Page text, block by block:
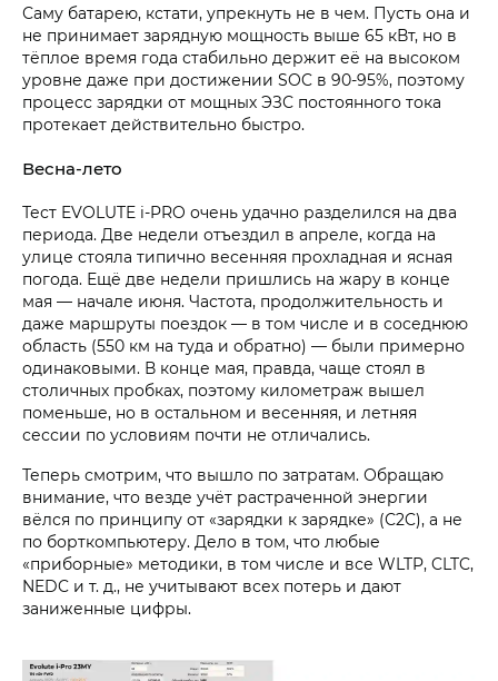
Саму батарею, кстати, упрекнуть не в чем. Пусть она и
не принимает зарядную мощность выше 65 кВт, но в
тёплое время года стабильно держит её на высоком
уровне даже при достижении SOC в 90-95%, поэтому
процесс зарядки от мощных ЭЗС постоянного тока
протекает действительно быстро.
Весна-лето
Тест EVOLUTE i‑PRO очень удачно разделился на два
периода. Две недели отъездил в апреле, когда на
улице стояла типично весенняя прохладная и ясная
погода. Ещё две недели пришлись на жару в конце
мая — начале июня. Частота, продолжительность и
даже маршруты поездок — в том числе и в соседнюю
область (550 км на туда и обратно) — были примерно
одинаковыми. В конце мая, правда, чаще стоял в
столичных пробках, поэтому километраж вышел
поменьше, но в остальном и весенняя, и летняя
сессии по условиям почти не отличались.
Теперь смотрим, что вышло по затратам. Обращаю
внимание, что везде учёт растраченной энергии
вёлся по принципу от «зарядки к зарядке» (С2C), а не
по борткомпьютеру. Дело в том, что любые
«приборные» методики, в том числе и все WLTP, CLTC,
NEDC и т. д., не учитывают всех потерь и дают
заниженные цифры.